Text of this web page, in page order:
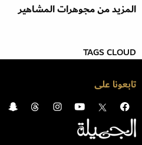
المزيد من مجوهرات المشاهير
TAGS CLOUD
تابعونا على